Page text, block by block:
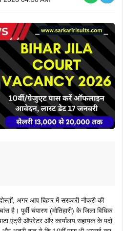
अगर आप बिहार में सरकारी नौकरी की
है। पूर्वी चंपारण (मोतिहारी) के जिला विधिक
डाटा एंट्री ऑपरेटर और कार्यालय सहायक के पदों